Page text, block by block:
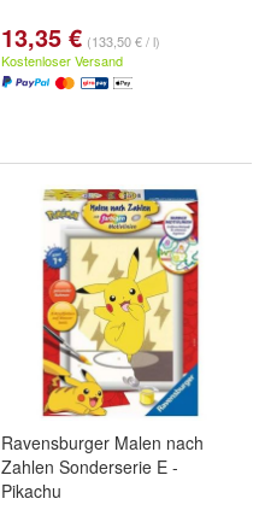
13,35 € (133,50 € / l)
Kostenloser Versand
Ravensburger Malen nach
Zahlen Sonderserie E -
Pikachu